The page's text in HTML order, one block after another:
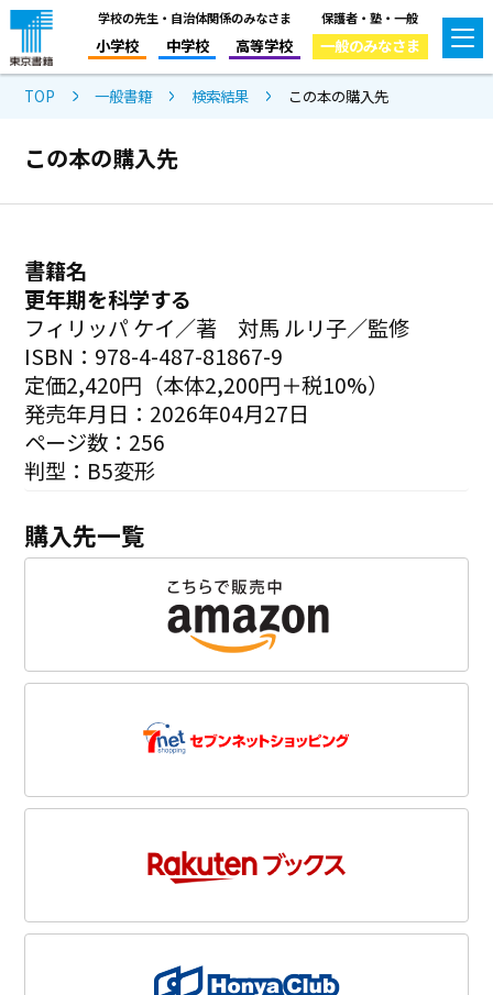
学校の先生・自治体関係のみなさま
小学校 中学校 高等学校
保護者・塾・一般
一般のみなさま
TOP 一般書籍 検索結果 この本の購入先
この本の購入先
書籍名
更年期を科学する
フィリッパ ケイ／著 対馬 ルリ子／監修
ISBN：978-4-487-81867-9
定価2,420円（本体2,200円＋税10%）
発売年月日：2026年04月27日
ページ数：256
判型：B5変形
購入先一覧